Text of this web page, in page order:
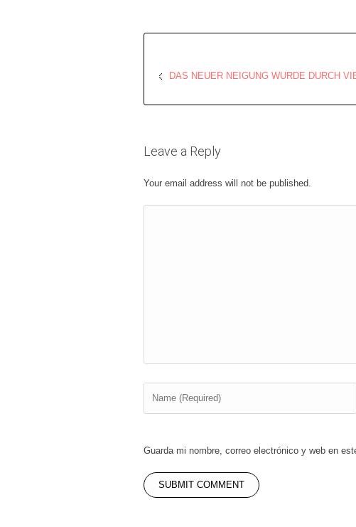
DAS NEUER NEIGUNG WURDE DURCH
Leave a Reply
Your email address will not be published.
Guarda mi nombre, correo electrónico y web en